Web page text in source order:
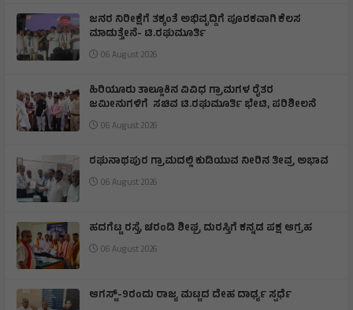
ಜನರ ನಿರೀಕ್ಷೆಗೆ ತಕ್ಕಂತೆ ಅಭಿವೃದ್ದಿಗೆ ಪೂರಕವಾಗಿ ಕೆಲಸ
ಮಾಡುತ್ತೇನೆ- ಟಿ.ರಘುಮೂರ್ತಿ
06 August 2026
ಹಿರಿಯೂರು ತಾಲ್ಲೂಕಿನ ವಿವಿಧ ಗ್ರಾಮಗಳ ರೈತರ
ಜಮೀನುಗಳಿಗೆ ಸಚಿವ ಟಿ.ರಘುಮೂರ್ತಿ ಭೇಟಿ, ಪರಿಶೀಲನೆ
06 August 2026
ರಘುನಾಥಪುರ ಗ್ರಾಮದಲ್ಲಿ ಕುಡಿಯುವ ನೀರಿನ ತೀವ್ರ ಅಭಾವ
06 August 2026
ಹದಗೆಟ್ಟ ರಸ್ತೆ, ಚರಂಡಿ ಶೀಘ್ರ ದುರಸ್ತಿಗೆ ಕನ್ನಡ ಪಕ್ಷ ಆಗ್ರಹ
06 August 2026
ಆಗಸ್ಟ್-9ರಂದು ರಾಜ್ಯ ಮಟ್ಟದ ದೇಹ ದಾರ್ಢ್ಯ ಸ್ಪರ್ಧೆ